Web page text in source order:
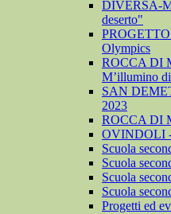
DIVERSA-
deserto"
Olympics
ROCCA DI
M’illumino
SAN
2023
ROCCA DI
OVINDOLI -
Scuola
Scuola
Scuola
Scuola
Progetti ed